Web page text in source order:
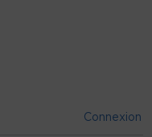
Connexion